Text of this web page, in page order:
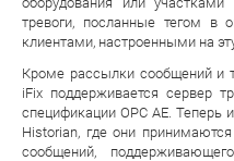
тревоги, посланные тегом в
клиентами, настроенными на
Кроме рассылки сообщений и
iFix поддерживается сервер
спецификации ОРС AE. Теперь
Historian, где они
сообщений,